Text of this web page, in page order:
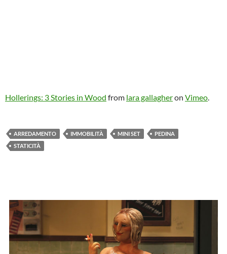
Hollerings: 3 Stories in Wood from lara gallagheron Vimeo.
ARREDAMENTO IMMOBILITÀ MINI SET
PEDINA
STATICITÀ